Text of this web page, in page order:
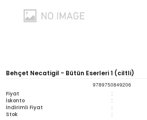
Behçet Necatigil - Bütün Eserleri 1 (ciltli)
9789750849206
Fiyat :
İskonto :
İndirimli Fiyat :
Stok :